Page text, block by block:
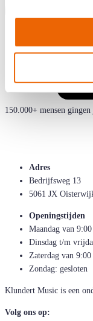
150.000+ mensen
Adres
Bedrijfsweg 13
5061 JX
Openingstijden
Maandag van
Dinsdag t/m
Zaterdag van
Zondag: gesloten
Klundert Music is een
Volg ons op: